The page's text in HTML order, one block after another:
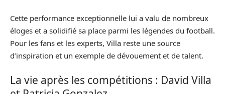
Cette performance exceptionnelle lui a valu de nombreux
éloges et a solidifié sa place parmi les légendes du football.
Pour les fans et les experts, Villa reste une source
d’inspiration et un exemple de dévouement et de talent.
La vie après les compétitions : David Villa